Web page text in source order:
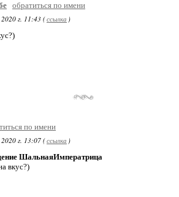
обратиться по имени
г. 11:43 (ссылка )
по имени
г. 13:07 (ссылка )
ШальнаяИмператрица
вкус?)